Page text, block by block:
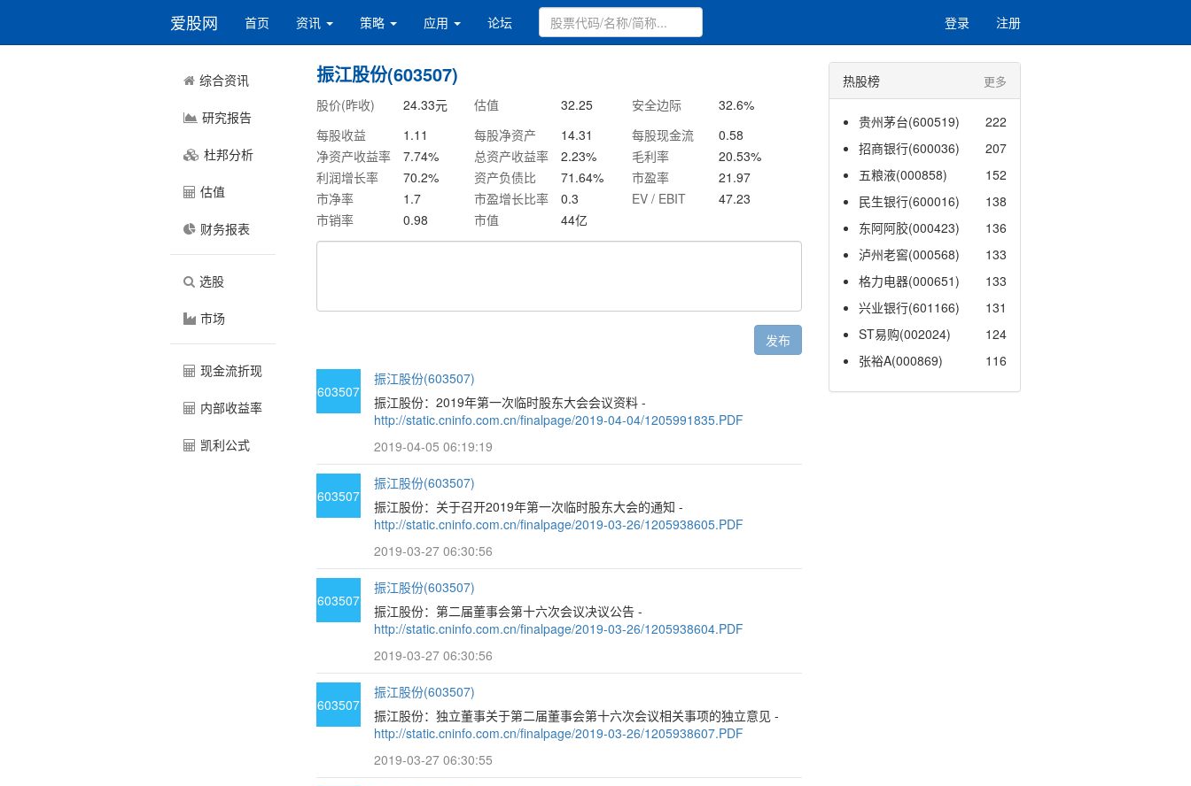
爱股网 首页 资讯 策略 应用 论坛 登录 注册
综合资讯
研究报告
杜邦分析
估值
财务报表
选股
市场
现金流折现
内部收益率
凯利公式
振江股份(603507)
股价(昨收) 24.33元 估值 32.25 安全边际 32.6%
每股收益
1.11 每股净资产 14.31 每股现金流
0.58
净资产收益率
7.74% 总资产收益率 2.23% 毛利率 20.53%
利润增长率
70.2% 资产负债比 71.64% 市盈率
21.97
市净率
1.7 市盈增长比率 0.3 EV / EBIT
47.23
市销率
0.98 市值 44亿
发布
603507
振江股份(603507)
振江股份：2019年第一次临时股东大会会议资料 -
http://static.cninfo.com.cn/finalpage/2019-04-04/1205991835.PDF
2019-04-05 06:19:19
603507
振江股份(603507)
振江股份：关于召开2019年第一次临时股东大会的通知 -
http://static.cninfo.com.cn/finalpage/2019-03-26/1205938605.PDF
2019-03-27 06:30:56
603507
振江股份(603507)
振江股份：第二届董事会第十六次会议决议公告 -
http://static.cninfo.com.cn/finalpage/2019-03-26/1205938604.PDF
2019-03-27 06:30:56
603507
振江股份(603507)
振江股份：独立董事关于第二届董事会第十六次会议相关事项的独立意见 -
http://static.cninfo.com.cn/finalpage/2019-03-26/1205938607.PDF
2019-03-27 06:30:55
热股榜 更多
贵州茅台(600519)
222
招商银行(600036)
207
五粮液(000858)
152
民生银行(600016)
138
东阿阿胶(000423)
136
泸州老窖(000568)
133
格力电器(000651)
133
兴业银行(601166)
131
ST易购(002024)
124
张裕A(000869)
116